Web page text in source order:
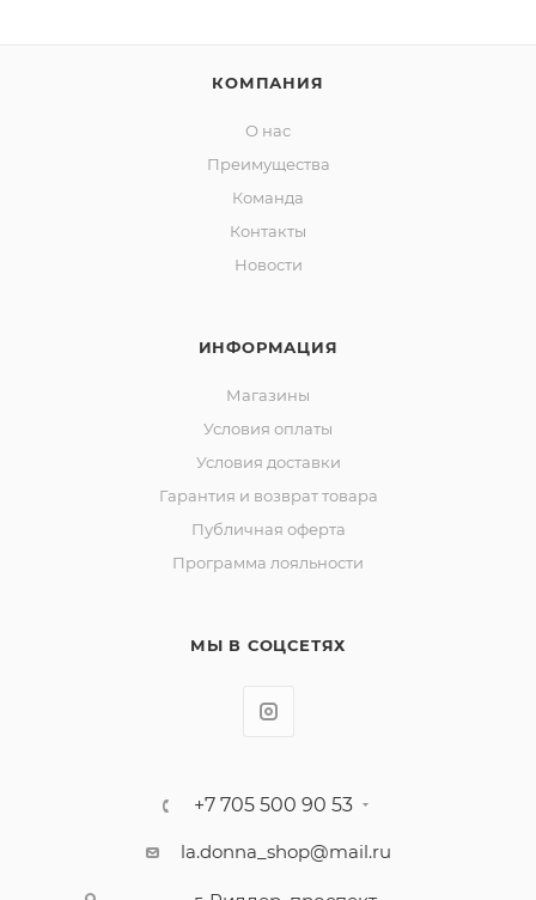
КОМПАНИЯ
О нас
Преимущества
Команда
Контакты
Новости
ИНФОРМАЦИЯ
Магазины
Условия оплаты
Условия доставки
Гарантия и возврат товара
Публичная оферта
Программа лояльности
МЫ В СОЦСЕТЯХ
+7 705 500 90 53
la.donna_shop@mail.ru